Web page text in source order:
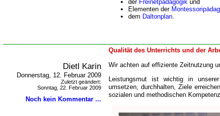
der Freinetpädagogik und
Elementen der
dem Daltonplan
Qualität des Unterrichts und der
Dietl Karin
Donnerstag, 12. Februar 2009
Zuletzt geändert:
Sonntag, 22. Februar 2009
Noch kein Kommentar ...
Wir achten auf effiziente Zeitnutzung
Leistungsmut ist wichtig in
umsetzen, durchhalten, Ziele
sozialen und methodischen